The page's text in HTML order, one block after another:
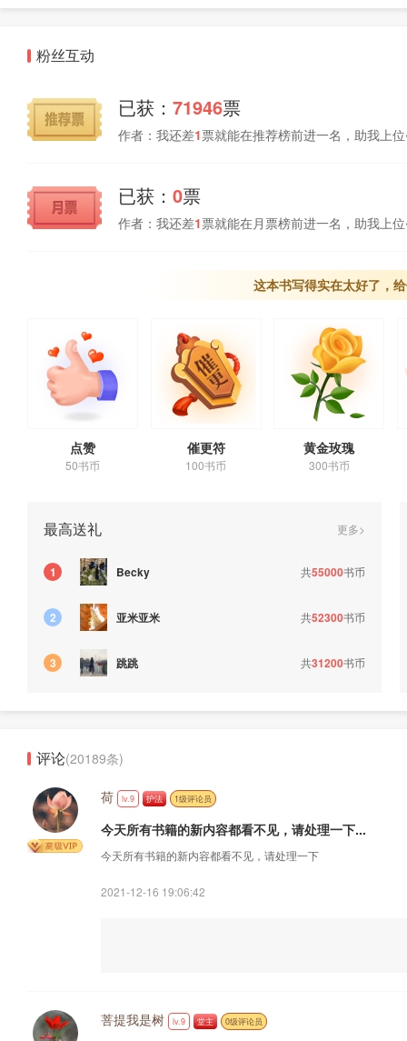
粉丝互动
已获： 71946票
作者：我还差1票就能在推荐榜前进一名，助我上
已获： 0票
作者：我还差1票就能在月票榜前进一名，助我上
这本书写得实在太好了，
点赞
50书币
催更符
100书币
黄金玫瑰
300书币
最高送礼 更多>
1 Becky 共55000书币
2 亚米亚米 共52300书币
3 跳跳 共31200书币
评论(20189条)
荷 lv.9 护法 1级评论员
今天所有书籍的新内容都看不见，请处理一下...
今天所有书籍的新内容都看不见，请处理一下
2021-12-16 19:06:42
菩提我是树 lv.9 堂主 0级评论员